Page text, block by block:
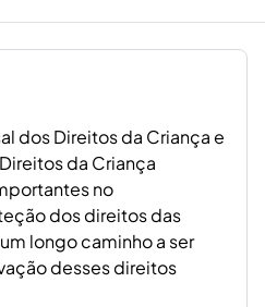
dos Direitos da Criança e
da Criança
no
dos direitos das
longo caminho a ser
desses direitos